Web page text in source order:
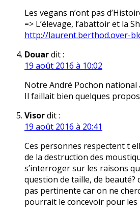
Les vegans n’ont pas
=> L’élevage, l’abattoir et la
http://laurent.berthod.over-
Douardit :
19 août 2016 à 10:02
Notre André Pochon national
Il faillait bien quelques
Visordit :
19 août 2016 à 20:41
Ces personnes respectent t
de la destruction des
s’interroger sur les raisons
question de taille, de beauté?
pas pertinente car on ne
pourrait le concevoir pour les